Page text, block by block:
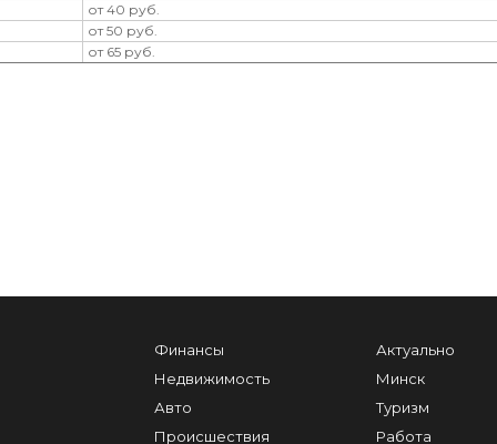
от 40 руб.
от 50 руб.
от 65 руб.
Финансы
Недвижимость
Авто
Происшествия
Актуально
Минск
Туризм
Работа